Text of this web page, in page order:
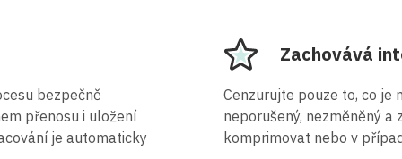
bezpečně
přenosu i uložení
je automaticky
Zachovává
Cenzurujte pouze to, co je
neporušený, nezměněný
komprimovat nebo v